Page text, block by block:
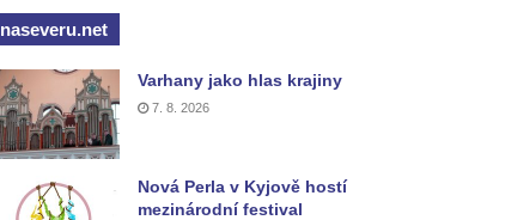
naseveru.net
Varhany jako hlas krajiny
7. 8. 2026
Nová Perla v Kyjově hostí
mezinárodní festival